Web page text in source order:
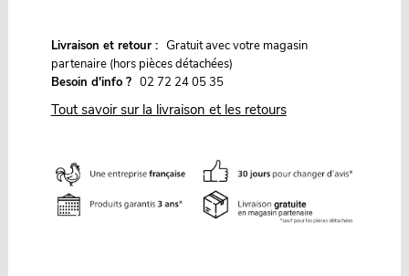
Livraison et retour : Gratuit avec votre magasin
partenaire (hors pièces détachées)
Besoin d'info ? 02 72 24 05 35
Tout savoir sur la livraison et les retours